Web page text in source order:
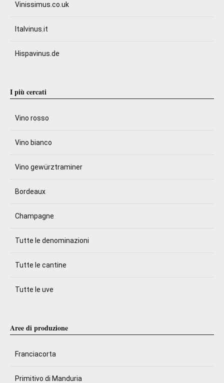
Vinissimus.co.uk
Italvinus.it
Hispavinus.de
I più cercati
Vino rosso
Vino bianco
Vino gewürztraminer
Bordeaux
Champagne
Tutte le denominazioni
Tutte le cantine
Tutte le uve
Aree di produzione
Franciacorta
Primitivo di Manduria